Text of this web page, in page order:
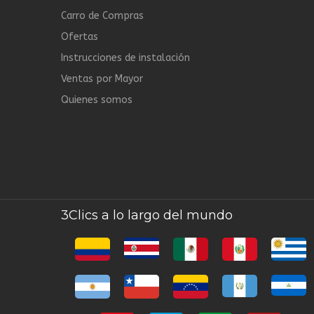
Carro de Compras
Ofertas
Instrucciones de instalación
Ventas por Mayor
Quienes somos
3Clics a lo largo del mundo